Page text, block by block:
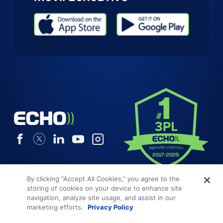
Condiciones generales
Política de privacidad
By clicking “Accept All Cookies,” you agree to the
storing of cookies on your device to enhance site
navigation, analyze site usage, and assist in our
marketing efforts.
Privacy Policy